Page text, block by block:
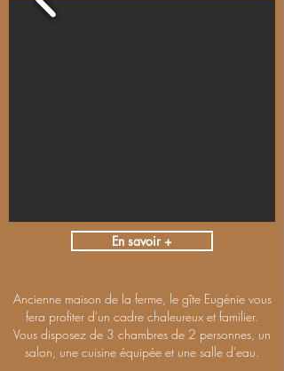
En savoir +
Ancienne maison de la ferme, le gîte Eugénie vous
fera profiter d'un cadre chaleureux et familier.
Vous disposez de 3 chambres de 2 personnes, un
salon, une cuisine équipée et une salle d'eau.